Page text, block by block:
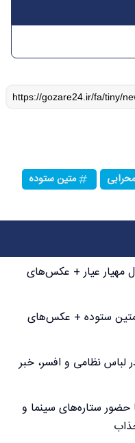
متین ستوده
مهیار عیار + عکس‌های
متین ستوده + عکس‌های
نظامی و افسر، خبر
حضور ستاره‌های سینما و